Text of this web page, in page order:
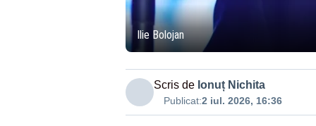
Ilie Bolojan
Scris de Ionuț Nichita
Publicat:2 iul. 2026, 16:36